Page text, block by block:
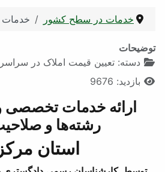
خدمات در سطح کشور خدمات
توضیحات
دسته: تعیین قیمت املاک در
بازدید: 9676
ارائه خدمات تخصصی
رشته‌ها و
استان